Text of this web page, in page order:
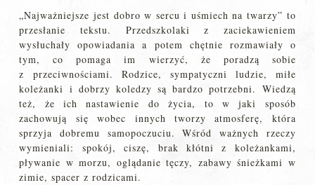
„Najważniejsze jest dobro w sercu i uśmiech na twarzy” to
przesłanie tekstu. Przedszkolaki z zaciekawieniem
wysłuchały opowiadania a potem chętnie rozmawiały o
tym, co pomaga im wierzyć, że poradzą sobie
z przeciwnościami. Rodzice, sympatyczni ludzie, miłe
koleżanki i dobrzy koledzy są bardzo potrzebni. Wiedzą
też, że ich nastawienie do życia, to w jaki sposób
zachowują się wobec innych tworzy atmosferę, która
sprzyja dobremu samopoczuciu. Wśród ważnych rzeczy
wymieniali: spokój, ciszę, brak kłótni z koleżankami,
pływanie w morzu, oglądanie tęczy, zabawy śnieżkami w
zimie, spacer z rodzicami.